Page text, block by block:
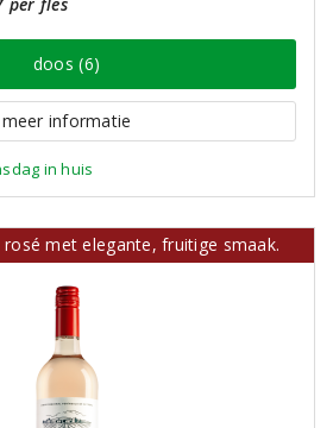
doos (6)
meer informatie
in huis
met elegante, fruitige smaak.